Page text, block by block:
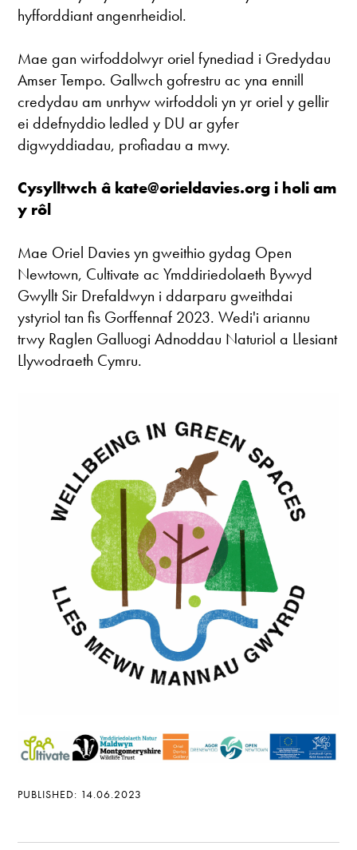
hyfforddiant angenrheidiol.
Mae gan wirfoddolwyr oriel fynediad i Gredydau
Amser Tempo. Gallwch gofrestru ac yna ennill
credydau am unrhyw wirfoddoli yn yr oriel y gellir
ei ddefnyddio ledled y DU ar gyfer
digwyddiadau, profiadau a mwy.
Cysylltwch â kate@orieldavies.org i holi am
y rôl
Mae Oriel Davies yn gweithio gydag Open
Newtown, Cultivate ac Ymddiriedolaeth Bywyd
Gwyllt Sir Drefaldwyn i ddarparu gweithdai
ystyriol tan fis Gorffennaf 2023. Wedi'i ariannu
trwy Raglen Galluogi Adnoddau Naturiol a Llesiant
Llywodraeth Cymru.
PUBLISHED: 14.06.2023